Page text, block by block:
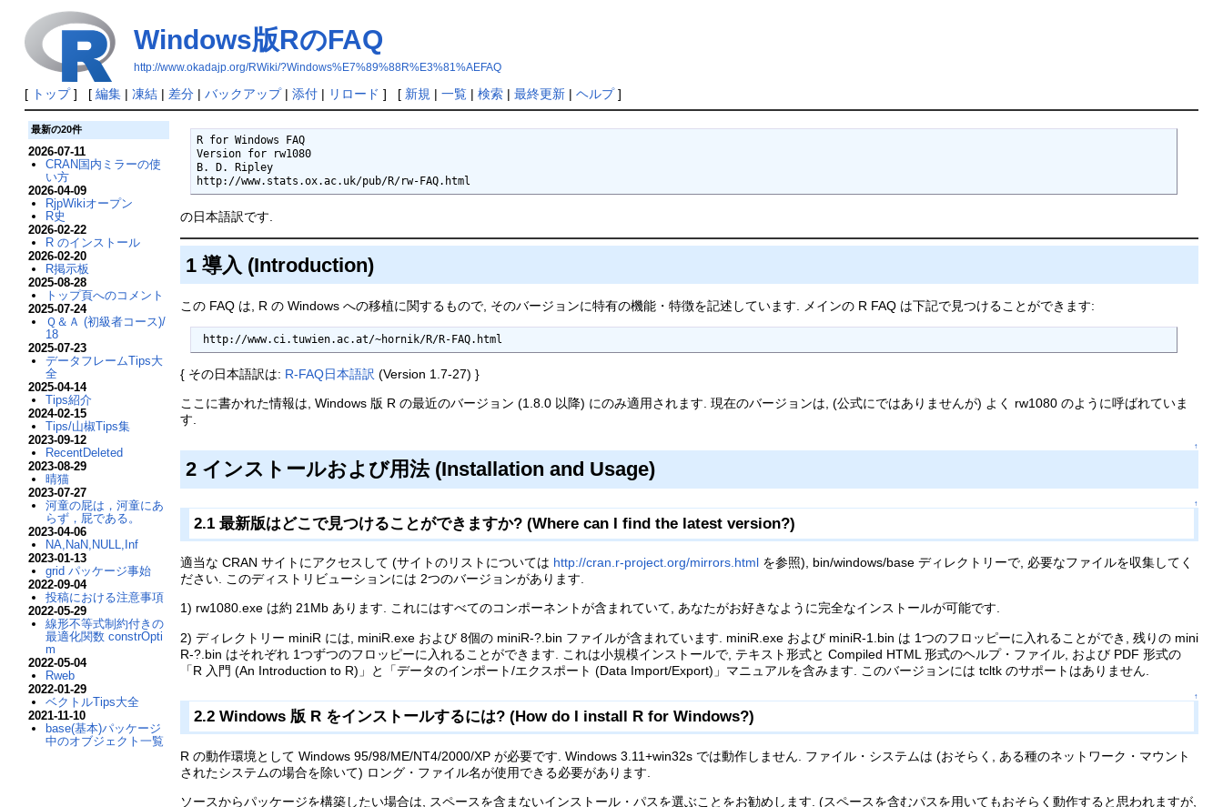
Windows版RのFAQ
http://www.okadajp.org/RWiki/?Windows%E7%89%88R%E3%81%AEFAQ
[ トップ] [ 編集| 凍結| 差分| バックアップ| 添付| リロード ] [ 新規 | 一覧| 検索| 最終更新| ヘルプ]
R for Windows FAQ
Version for rw1080
B. D. Ripley
http://www.stats.ox.ac.uk/pub/R/rw-FAQ.html
の日本語訳です.
1 導入 (Introduction)
この FAQ は, R の Windows への移植に関するもので, そのバージョンに特有の機能・特徴を記述しています. メインの R FAQ は下記で見つけることができます:
http://www.ci.tuwien.ac.at/~hornik/R/R-FAQ.html
{ その日本語訳は: R-FAQ日本語訳 (Version 1.7-27) }
ここに書かれた情報は, Windows 版 R の最近のバージョン (1.8.0 以降) にのみ適用されます. 現在のバージョンは, (公式にではありませんが) よく rw1080 のように呼ばれていま
す.
↑
2 インストールおよび用法 (Installation and Usage)
↑
2.1 最新版はどこで見つけることができますか? (Where can I find the latest version?)
適当な CRAN サイトにアクセスして (サイトのリストについては http://cran.r-project.org/mirrors.htmlを参照), bin/windows/base ディレクトリーで, 必要なファイルを収集してく
ださい. このディストリビューションには 2つのバージョンがあります.
1) rw1080.exe は約 21Mb あります. これにはすべてのコンポーネントが含まれていて, あなたがお好きなように完全なインストールが可能です.
2) ディレクトリー miniR には, miniR.exe および 8個の miniR-?.bin ファイルが含まれています. miniR.exe および miniR-1.bin は 1つのフロッピーに入れることができ, 残りの mini
R-?.bin はそれぞれ 1つずつのフロッピーに入れることができます. これは小規模インストールで, テキスト形式と Compiled HTML 形式のヘルプ・ファイル, および PDF 形式の
「R 入門 (An Introduction to R)」と「データのインポート/エクスポート (Data Import/Export)」マニュアルを含みます. このバージョンには tcltk のサポートはありません.
↑
2.2 Windows 版 R をインストールするには? (How do I install R for Windows?)
R の動作環境として Windows 95/98/ME/NT4/2000/XP が必要です. Windows 3.11+win32s では動作しません. ファイル・システムは (おそらく, ある種のネットワーク・マウント
されたシステムの場合を除いて) ロング・ファイル名が使用できる必要があります.
ソースからパッケージを構築したい場合は, スペースを含まないインストール・パスを選ぶことをお勧めします. (スペースを含むパスを用いてもおそらく動作すると思われますが,
最新の20件
2026-07-11
CRAN国内ミラーの使
い方
2026-04-09
RjpWikiオープン
R史
2026-02-22
R のインストール
2026-02-20
R掲示板
2025-08-28
トップ頁へのコメント
2025-07-24
Ｑ＆Ａ (初級者コース)/
18
2025-07-23
データフレームTips大
全
2025-04-14
Tips紹介
2024-02-15
Tips/山椒Tips集
2023-09-12
RecentDeleted
2023-08-29
晴猫
2023-07-27
河童の屁は，河童にあ
らず，屁である。
2023-04-06
NA,NaN,NULL,Inf
2023-01-13
grid パッケージ事始
2022-09-04
投稿における注意事項
2022-05-29
線形不等式制約付きの
最適化関数 constrOpti
m
2022-05-04
Rweb
2022-01-29
ベクトルTips大全
2021-11-10
base(基本)パッケージ
中のオブジェクト一覧